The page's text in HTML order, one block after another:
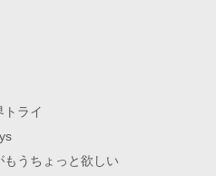
トライ
もうちょっと欲しい